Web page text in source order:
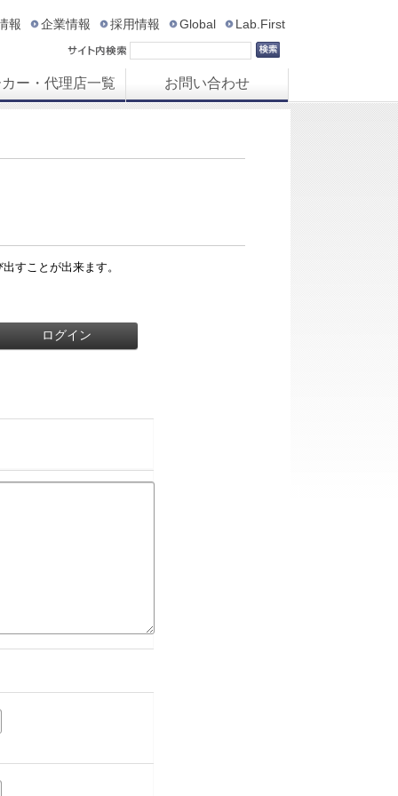
報 企業情報 採用情報 Global Lab.First
カー・代理店一覧 お問い合わせ
すことが出来ます。